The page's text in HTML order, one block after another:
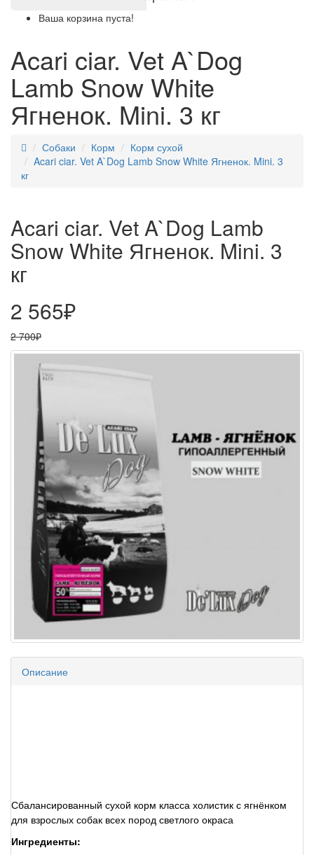
Ваша корзина пуста!
Acari ciar. Vet A`Dog
Lamb Snow White
Ягненок. Mini. 3 кг
Собаки Корм
Корм сухой
Acari ciar. Vet A`Dog Lamb Snow White Ягненок. Mini. 3
кг
Acari ciar. Vet A`Dog Lamb
Snow White Ягненок. Mini. 3
кг
2 565₽
2 700₽
Описание
Сбалансированный сухой корм класса холистик с ягнёнком
для взрослых собак всех пород светлого окраса
Ингредиенты: